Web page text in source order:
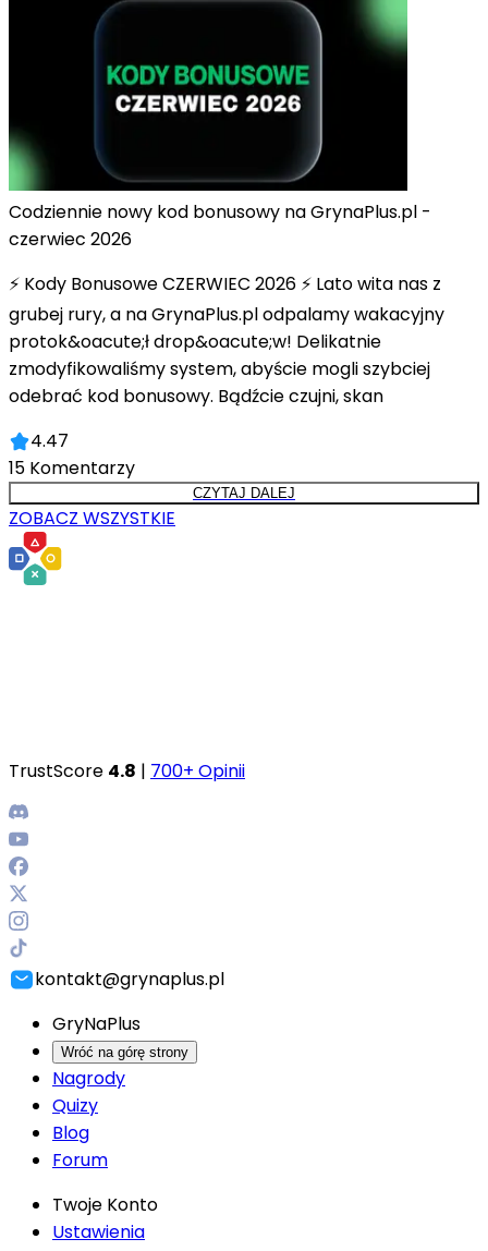
Codziennie nowy kod bonusowy na GrynaPlus.pl -
czerwiec 2026
⚡ Kody Bonusowe CZERWIEC 2026 ⚡ Lato wita nas z
grubej rury, a na GrynaPlus.pl odpalamy wakacyjny
protok&oacute;ł drop&oacute;w! Delikatnie
zmodyfikowaliśmy system, abyście mogli szybciej
odebrać kod bonusowy. Bądźcie czujni, skan
4.47
15 Komentarzy
CZYTAJ DALEJ
ZOBACZ WSZYSTKIE
TrustScore 4.8 | 700+ Opinii
kontakt@grynaplus.pl
GryNaPlus
Wróć na górę strony
Nagrody
Quizy
Blog
Forum
Twoje Konto
Ustawienia